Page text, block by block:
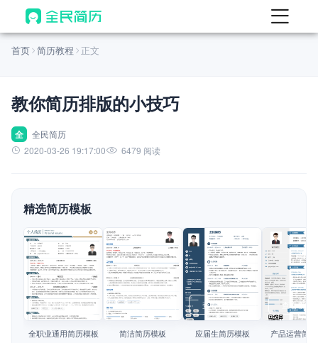
首页
AI 生成简历
AI 优化简历
AI 翻译简历
AI 模拟面试
面试自我介绍
AI 职场工具 New
简历模板
简历教程
首页 简历教程 正文
教你简历排版的小技巧
全
全民简历
2020-03-26 19:17:00
6479 阅读
精选简历模板
查看模板
全职业通用简历模板
查看模板
简洁简历模板
查看模板
应届生简历模板
查看模板
产品运营简